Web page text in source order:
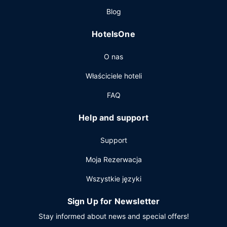
od 6:30 do 9:30, a w weekendy od 7:30 do 10:30.
Pozostałe udogodnienia
biznesowe, ekspresowe zameldowanie oraz ekspresowe
parkowanie samodzielne.
Blog
HotelsOne
O nas
Właściciele hoteli
FAQ
Help and support
Support
Moja Rezerwacja
Wszystkie języki
Sign Up for Newsletter
Stay informed about news and special offers!